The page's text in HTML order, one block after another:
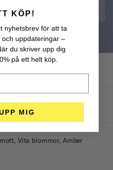
Vita blommor, Amber
KÖP!
nyhetsbrev för att ta
uppdateringar –
du skriver upp dig
på ett helt köp.
MIG